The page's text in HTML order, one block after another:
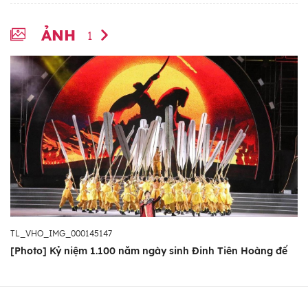
ẢNH 1
TL_VHO_IMG_000145147
[Photo] Kỷ niệm 1.100 năm ngày sinh Đinh Tiên Hoàng đế